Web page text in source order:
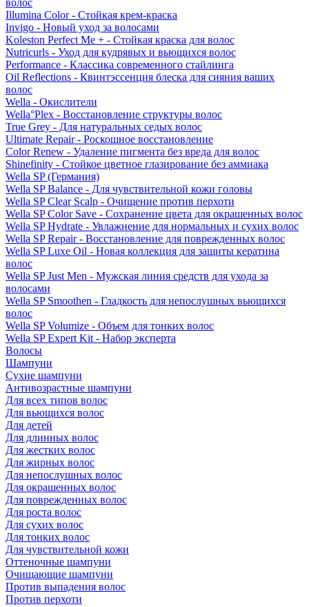
волос
Illumina Color - Стойкая крем-краска
Invigo - Новый уход за волосами
Koleston Perfect Me + - Стойкая краска для волос
Nutricurls - Уход для кудрявых и вьющихся волос
Performance - Классика современного стайлинга
Oil Reflections - Квинтэссенция блеска для сияния ваших
волос
Wella - Окислители
Wella°Plex - Восстановление структуры волос
True Grey - Для натуральных седых волос
Ultimate Repair - Роскошное восстановление
Color Renew - Удаление пигмента без вреда для волос
Shinefinity - Стойкое цветное глазирование без аммиака
Wella SP (Германия)
Wella SP Balance - Для чувствительной кожи головы
Wella SP Clear Scalp - Очищение против перхоти
Wella SP Color Save - Сохранение цвета для окрашенных волос
Wella SP Hydrate - Увлажнение для нормальных и сухих волос
Wella SP Repair - Восстановление для поврежденных волос
Wella SP Luxe Oil - Новая коллекция для защиты кератина
волос
Wella SP Just Men - Мужская линия средств для ухода за
волосами
Wella SP Smoothen - Гладкость для непослушных вьющихся
волос
Wella SP Volumize - Объем для тонких волос
Wella SP Expert Kit - Набор эксперта
Волосы
Шампуни
Сухие шампуни
Антивозрастные шампуни
Для всех типов волос
Для вьющихся волос
Для детей
Для длинных волос
Для жестких волос
Для жирных волос
Для непослушных волос
Для окрашенных волос
Для поврежденных волос
Для роста волос
Для сухих волос
Для тонких волос
Для чувствительной кожи
Оттеночные шампуни
Очищающие шампуни
Против выпадения волос
Против перхоти